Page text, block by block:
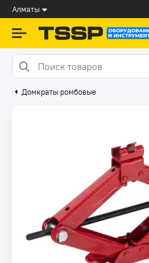
Алматы
Домкраты ромбовые